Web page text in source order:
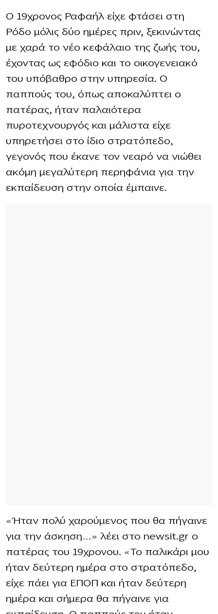
Ο 19χρονος Ραφαήλ είχε φτάσει στη
Ρόδο μόλις δύο ημέρες πριν, ξεκινώντας
με χαρά το νέο κεφάλαιο της ζωής του,
έχοντας ως εφόδιο και το οικογενειακό
του υπόβαθρο στην υπηρεσία. Ο
παππούς του, όπως αποκαλύπτει ο
πατέρας, ήταν παλαιότερα
πυροτεχνουργός και μάλιστα είχε
υπηρετήσει στο ίδιο στρατόπεδο,
γεγονός που έκανε τον νεαρό να νιώθει
ακόμη μεγαλύτερη περηφάνια για την
εκπαίδευση στην οποία έμπαινε.
«Ήταν πολύ χαρούμενος που θα πήγαινε
για την άσκηση…» λέει στο newsit.gr ο
πατέρας του 19χρονου. «Το παλικάρι μου
ήταν δεύτερη ημέρα στο στρατόπεδο,
είχε πάει για ΕΠΟΠ και ήταν δεύτερη
ημέρα και σήμερα θα πήγαινε για